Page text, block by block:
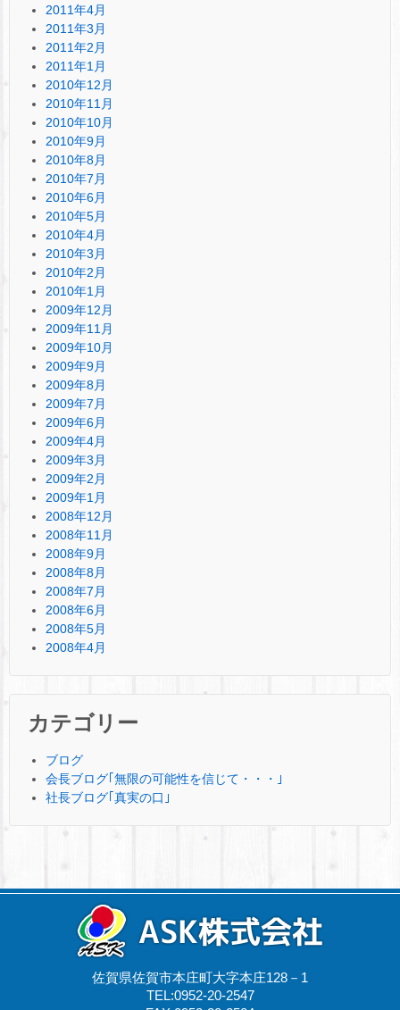
2011年4月
2011年3月
2011年2月
2011年1月
2010年12月
2010年11月
2010年10月
2010年9月
2010年8月
2010年7月
2010年6月
2010年5月
2010年4月
2010年3月
2010年2月
2010年1月
2009年12月
2009年11月
2009年10月
2009年9月
2009年8月
2009年7月
2009年6月
2009年4月
2009年3月
2009年2月
2009年1月
2008年12月
2008年11月
2008年9月
2008年8月
2008年7月
2008年6月
2008年5月
2008年4月
カテゴリー
ブログ
会長ブログ｢無限の可能性を信じて・・・｣
社長ブログ｢真実の口｣
佐賀県佐賀市本庄町大字本庄128－1
TEL:0952-20-2547